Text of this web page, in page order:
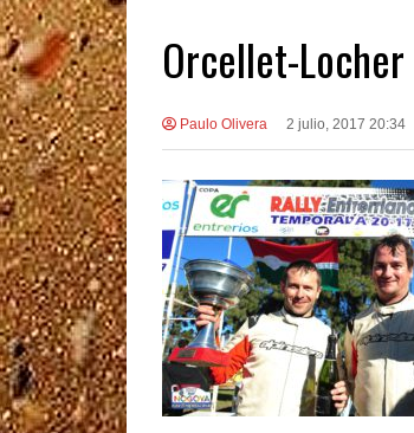
Orcellet-
Paulo Olivera 2 julio, 2017 20:34